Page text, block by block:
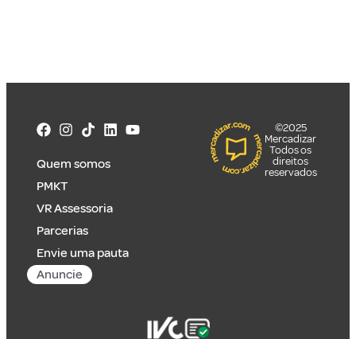
Quem somos
PMKT
VR Assessoria
Parcerias
Envie uma pauta
Anuncie
©2025
Mercadizar
Todos os
direitos
reservados